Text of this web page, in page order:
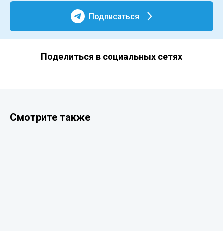
Подписаться
Поделиться в социальных сетях
Смотрите также